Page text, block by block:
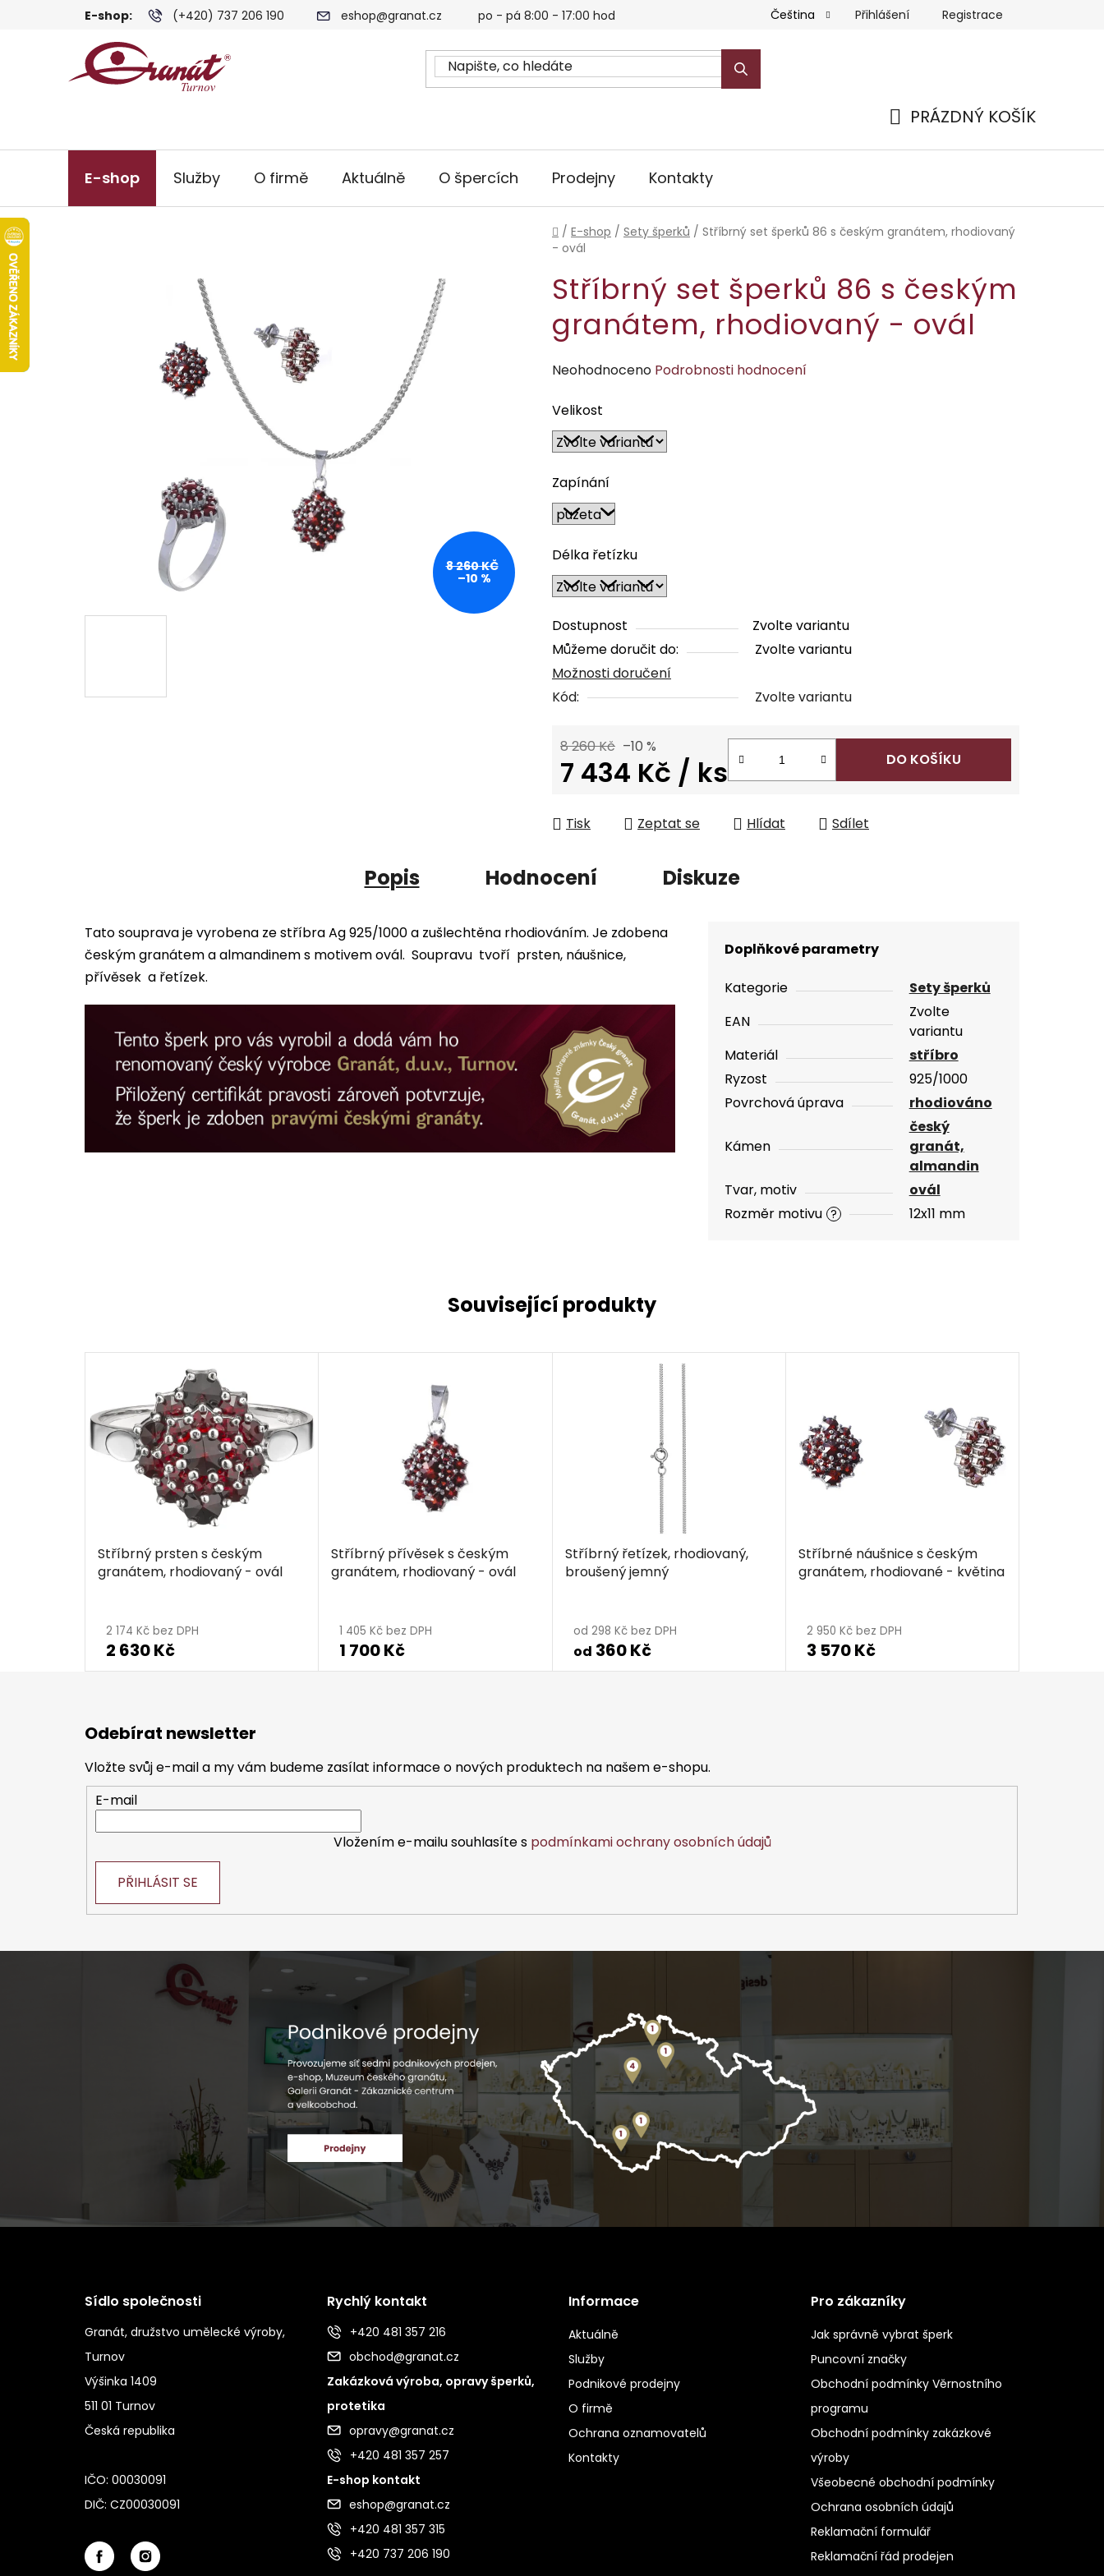
E-shop: (+420) 737 206 190 eshop@granat.cz po - pá 8:00 - 17:00 hod Čeština Přihlášení Registrace
PRÁZDNÝ KOŠÍK
E-shop Služby O firmě Aktuálně O špercích Prodejny Kontakty
Domů
/ E-shop / Sety šperků / Stříbrný set šperků 86 s českým granátem, rhodiovaný
- ovál
Stříbrný set šperků 86 s českým
granátem, rhodiovaný - ovál
Průměrné
produktu
je
0,0
z
5
hvězdiček.
Neohodnoceno Podrobnosti hodnocení
Velikost
Zapínání
Délka řetízku
Dostupnost
Zvolte variantu
Můžeme doručit do:
Zvolte variantu
Možnosti doručení
Kód:
Zvolte variantu
8 260 Kč –10 %
7 434 Kč / ks DO KOŠÍKU
Tisk Zeptat se Hlídat Sdílet
8 260 KČ
–10 %
Popis Hodnocení Diskuze
Tato souprava je vyrobena ze stříbra Ag 925/1000 a zušlechtěna rhodiováním. Je zdobena
českým granátem a almandinem s motivem ovál. Soupravu tvoří prsten, náušnice,
přívěsek a řetízek.
Doplňkové parametry
Kategorie
Sety šperků
EAN
Zvolte
variantu
Materiál
stříbro
Ryzost
925/1000
Povrchová úprava
rhodiováno
Kámen
český
granát,
almandin
Tvar, motiv
ovál
?
Rozměr motivu 12x11 mm
Související produkty
Stříbrný prsten s českým
granátem, rhodiovaný - ovál
2 174 Kč bez DPH
2 630 Kč
Stříbrný přívěsek s českým
granátem, rhodiovaný - ovál
1 405 Kč bez DPH
1 700 Kč
Stříbrný řetízek, rhodiovaný,
broušený jemný
od 298 Kč bez DPH
od 360 Kč
Stříbrné náušnice s českým
granátem, rhodiované - květina
2 950 Kč bez DPH
3 570 Kč
Odebírat newsletter
Vložte svůj e-mail a my vám budeme zasílat informace o nových produktech na našem e-shopu.
E-mail
Vložením e-mailu souhlasíte s podmínkami ochrany osobních údajů
PŘIHLÁSIT SE
Sídlo společnosti
Granát, družstvo umělecké výroby,
Turnov
Výšinka 1409
511 01 Turnov
Česká republika
IČO: 00030091
DIČ: CZ00030091
Rychlý kontakt
+420 481 357 216
obchod@granat.cz
Zakázková výroba, opravy šperků,
protetika
opravy@granat.cz
+420 481 357 257
E-shop kontakt
eshop@granat.cz
+420 481 357 315
+420 737 206 190
Informace
Aktuálně
Služby
Podnikové prodejny
O firmě
Ochrana oznamovatelů
Kontakty
Pro zákazníky
Jak správně vybrat šperk
Puncovní značky
Obchodní podmínky Věrnostního
programu
Obchodní podmínky zakázkové
výroby
Všeobecné obchodní podmínky
Ochrana osobních údajů
Reklamační formulář
Reklamační řád prodejen